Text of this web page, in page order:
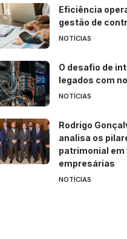
Eficiência
gestão de
NOTÍCIAS
O desafio de
legados com
NOTÍCIAS
Rodrigo
analisa os
patrimonial
empresárias
NOTÍCIAS